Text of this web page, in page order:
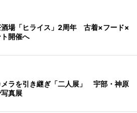
酒場「ヒライス」2周年 古着×フード×
開催へ
メラを引き継ぎ「二人展」 宇部・神原
真展